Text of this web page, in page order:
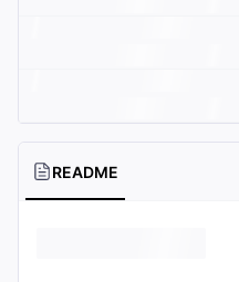
README